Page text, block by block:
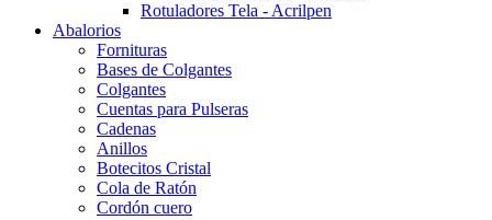
Rotuladores Tela - Acrilpen
Abalorios
Fornituras
Bases de Colgantes
Colgantes
Cuentas para Pulseras
Cadenas
Anillos
Botecitos Cristal
Cola de Ratón
Cordón cuero